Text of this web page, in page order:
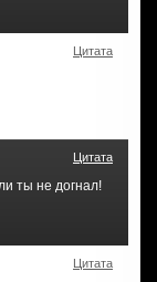
Цитата
Цитата
ты не догнал!
Цитата